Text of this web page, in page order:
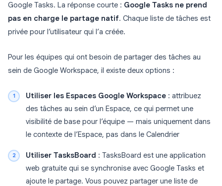
Google Tasks. La réponse courte : Google Tasks ne prend
pas en charge le partage natif. Chaque liste de tâches est
privée pour l’utilisateur qui l’a créée.
Pour les équipes qui ont besoin de partager des tâches au
sein de Google Workspace, il existe deux options :
Utiliser les Espaces Google Workspace : attribuez
des tâches au sein d’un Espace, ce qui permet une
visibilité de base pour l’équipe — mais uniquement dans
le contexte de l’Espace, pas dans le Calendrier
Utiliser TasksBoard : TasksBoard est une application
web gratuite qui se synchronise avec Google Tasks et
ajoute le partage. Vous pouvez partager une liste de